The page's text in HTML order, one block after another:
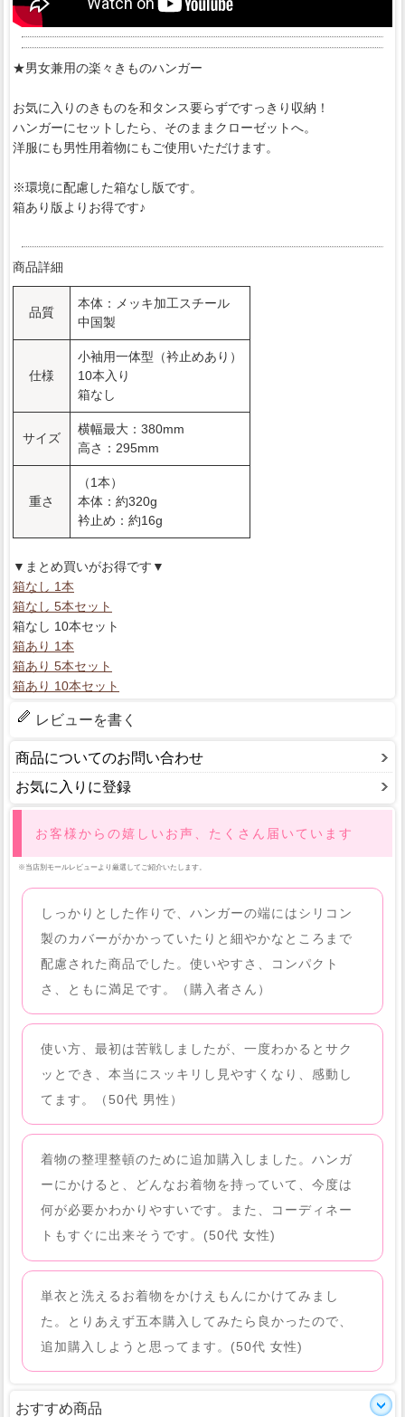
★男女兼用の楽々きものハンガー
お気に入りのきものを和タンス要らずですっきり収納！
ハンガーにセットしたら、そのままクローゼットへ。
洋服にも男性用着物にもご使用いただけます。
※環境に配慮した箱なし版です。
箱あり版よりお得です♪
商品詳細
品質
本体：メッキ加工スチール
中国製
仕様
小袖用一体型（衿止めあり）
10本入り
箱なし
サイズ
横幅最大：380mm
高さ：295mm
重さ
（1本）
本体：約320g
衿止め：約16g
▼まとめ買いがお得です▼
箱なし 1本
箱なし 5本セット
箱なし 10本セット
箱あり 1本
箱あり 5本セット
箱あり 10本セット
レビューを書く
商品についてのお問い合わせ
お気に入りに登録
お客様からの嬉しいお声、たくさん届いています
※当店別モールレビューより厳選してご紹介いたします。
しっかりとした作りで、ハンガーの端にはシリコン
製のカバーがかかっていたりと細やかなところまで
配慮された商品でした。使いやすさ、コンパクト
さ、ともに満足です。（購入者さん）
使い方、最初は苦戦しましたが、一度わかるとサク
ッとでき、本当にスッキリし見やすくなり、感動し
てます。（50代 男性）
着物の整理整頓のために追加購入しました。ハンガ
ーにかけると、どんなお着物を持っていて、今度は
何が必要かわかりやすいです。また、コーディネー
トもすぐに出来そうです。(50代 女性)
単衣と洗えるお着物をかけえもんにかけてみまし
た。とりあえず五本購入してみたら良かったので、
追加購入しようと思ってます。(50代 女性)
おすすめ商品